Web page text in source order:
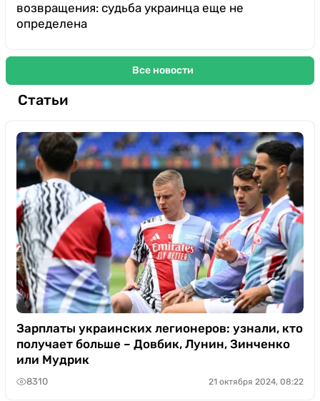
возвращения: судьба украинца еще не
определена
Все новости
Статьи
Зарплаты украинских легионеров: узнали, кто
получает больше – Довбик, Лунин, Зинченко
или Мудрик
8310 21 октября 2024, 08:22